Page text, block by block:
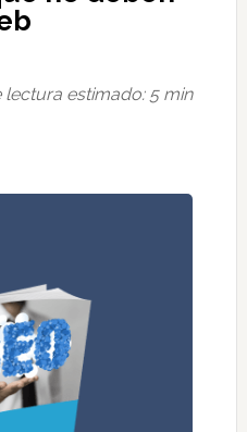
lectura estimado: 5 min​